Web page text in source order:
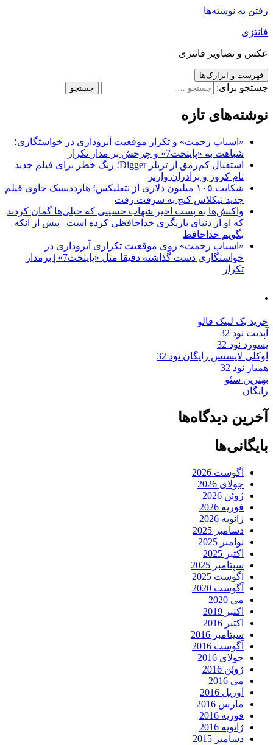
رفتن به نوشته‌ها
فانتزی
عکس و تصاویر فانتزی
فهرست و ابزارک‌ها
جستجو برای:
نوشته‌های تازه
«اسباب زحمت» و تکرار موقعیت آبروداری در خواستگاری؛
شباهت به «پایتخت7» و چرخش بر مدار تکرار
استقبال کم‌رمق از تریلر Digger؛ زنگ خطر برای فیلم جدید
تام کروز و برادران وارنر
شکایت ۱۰۵ میلیون دلاری از نتفلیکس؛ هارددیسک حاوی فیلم
جدید نیکلاس کیج به سرقت رفت
واکنش‌ها به پست اخیر شهاب حسینی که خیلی‌ها گمان کردند
که او از دنیای بازیگری خداحافظی کرده است | پیش از آنکه
بگویم خداحافظ
«اسباب زحمت» روی موقعیت تکراری آبروداری در
خواستگاری دست گذاشته دقیقا مثل «پایتخت7» | برمدار
تکرار
.
خرید بک لینک فالو
آپدیت نود 32
پسورد نود 32
اوکلی لایسنس رایگان نود 32
همیار نود 32
بهترین سئو
رایگان
آخرین دیدگاه‌ها
بایگانی‌ها
آگوست 2026
جولای 2026
ژوئن 2026
فوریه 2026
ژانویه 2026
دسامبر 2025
نوامبر 2025
اکتبر 2025
سپتامبر 2025
آگوست 2025
آگوست 2020
می 2020
اکتبر 2019
اکتبر 2016
سپتامبر 2016
آگوست 2016
جولای 2016
ژوئن 2016
می 2016
آوریل 2016
مارس 2016
فوریه 2016
ژانویه 2016
دسامبر 2015